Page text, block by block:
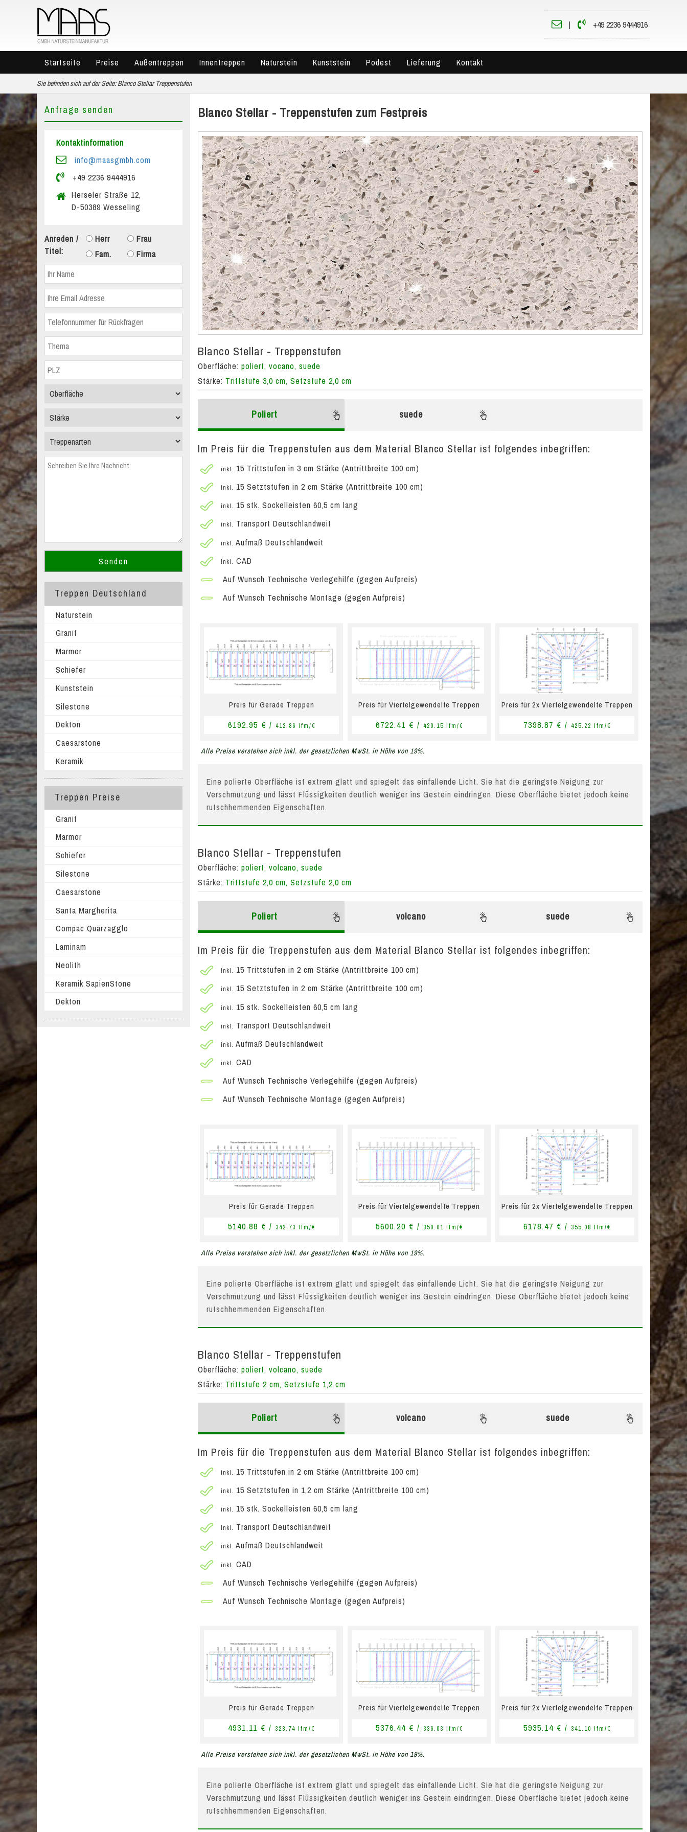
| +49 2236 9444916
Startseite Preise Außentreppen Innentreppen Naturstein Kunststein Podest Lieferung Kontakt
Sie befinden sich auf der Seite: Blanco Stellar Treppenstufen
Blanco Stellar - Treppenstufen zum Festpreis
Blanco Stellar - Treppenstufen
Oberfläche: poliert, vocano, suede
Stärke: Trittstufe 3,0 cm, Setzstufe 2,0 cm
Poliert suede
Im Preis für die Treppenstufen aus dem Material Blanco Stellar ist folgendes inbegriffen:
inkl. 15 Trittstufen in 3 cm Stärke (Antrittbreite 100 cm)
inkl. 15 Setztstufen in 2 cm Stärke (Antrittbreite 100 cm)
inkl. 15 stk. Sockelleisten 60,5 cm lang
inkl. Transport Deutschlandweit
inkl. Aufmaß Deutschlandweit
inkl. CAD
Auf Wunsch Technische Verlegehilfe (gegen Aufpreis)
Auf Wunsch Technische Montage (gegen Aufpreis)
Preis für Gerade Treppen
6192.95 € / 412.86 lfm/€
Preis für Viertelgewendelte Treppen
6722.41 € / 420.15 lfm/€
Preis für 2x Viertelgewendelte Treppen
7398.87 € / 425.22 lfm/€
Alle Preise verstehen sich inkl. der gesetzlichen MwSt. in Höhe von 19%.
Eine polierte Oberfläche ist extrem glatt und spiegelt das einfallende Licht. Sie hat die geringste Neigung zur
Verschmutzung und lässt Flüssigkeiten deutlich weniger ins Gestein eindringen. Diese Oberfläche bietet jedoch keine
rutschhemmenden Eigenschaften.
Blanco Stellar - Treppenstufen
Oberfläche: poliert, volcano, suede
Stärke: Trittstufe 2,0 cm, Setzstufe 2,0 cm
Poliert volcano suede
Im Preis für die Treppenstufen aus dem Material Blanco Stellar ist folgendes inbegriffen:
inkl. 15 Trittstufen in 2 cm Stärke (Antrittbreite 100 cm)
inkl. 15 Setztstufen in 2 cm Stärke (Antrittbreite 100 cm)
inkl. 15 stk. Sockelleisten 60,5 cm lang
inkl. Transport Deutschlandweit
inkl. Aufmaß Deutschlandweit
inkl. CAD
Auf Wunsch Technische Verlegehilfe (gegen Aufpreis)
Auf Wunsch Technische Montage (gegen Aufpreis)
Preis für Gerade Treppen
5140.88 € / 342.73 lfm/€
Preis für Viertelgewendelte Treppen
5600.20 € / 350.01 lfm/€
Preis für 2x Viertelgewendelte Treppen
6178.47 € / 355.08 lfm/€
Alle Preise verstehen sich inkl. der gesetzlichen MwSt. in Höhe von 19%.
Eine polierte Oberfläche ist extrem glatt und spiegelt das einfallende Licht. Sie hat die geringste Neigung zur
Verschmutzung und lässt Flüssigkeiten deutlich weniger ins Gestein eindringen. Diese Oberfläche bietet jedoch keine
rutschhemmenden Eigenschaften.
Blanco Stellar - Treppenstufen
Oberfläche: poliert, volcano, suede
Stärke: Trittstufe 2 cm, Setzstufe 1,2 cm
Poliert volcano suede
Im Preis für die Treppenstufen aus dem Material Blanco Stellar ist folgendes inbegriffen:
inkl. 15 Trittstufen in 2 cm Stärke (Antrittbreite 100 cm)
inkl. 15 Setztstufen in 1,2 cm Stärke (Antrittbreite 100 cm)
inkl. 15 stk. Sockelleisten 60,5 cm lang
inkl. Transport Deutschlandweit
inkl. Aufmaß Deutschlandweit
inkl. CAD
Auf Wunsch Technische Verlegehilfe (gegen Aufpreis)
Auf Wunsch Technische Montage (gegen Aufpreis)
Preis für Gerade Treppen
4931.11 € / 328.74 lfm/€
Preis für Viertelgewendelte Treppen
5376.44 € / 336.03 lfm/€
Preis für 2x Viertelgewendelte Treppen
5935.14 € / 341.10 lfm/€
Alle Preise verstehen sich inkl. der gesetzlichen MwSt. in Höhe von 19%.
Eine polierte Oberfläche ist extrem glatt und spiegelt das einfallende Licht. Sie hat die geringste Neigung zur
Verschmutzung und lässt Flüssigkeiten deutlich weniger ins Gestein eindringen. Diese Oberfläche bietet jedoch keine
rutschhemmenden Eigenschaften.
Anfrage senden
Kontaktinformation
info@maasgmbh.com
+49 2236 9444916
Herseler Straße 12,
D-50389 Wesseling
Anreden /
Titel:
Herr
Frau
Fam.
Firma
Treppen Deutschland
Naturstein
Granit
Marmor
Schiefer
Kunststein
Silestone
Dekton
Caesarstone
Keramik
Treppen Preise
Granit
Marmor
Schiefer
Silestone
Caesarstone
Santa Margherita
Compac Quarzagglo
Laminam
Neolith
Keramik SapienStone
Dekton